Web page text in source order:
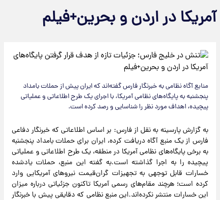
آمریکا در اردن و بحرین+فیلم
منابع آگاه نظامی به خبرنگار فارس گفته‌اند که‌ ایران پیش از حملات بامداد
پنجشنبه به پایگاه‌های نظامی آمریکا، با اجرای یک طرح اطلاعاتی و عملیاتی
پیچیده، اهداف مورد نظر را شناسایی و رصد کرده است.
به گزارش پارسینه به نقل از فارس: بر اساس اطلاعاتی که خبرنگار دفاعی
فارس از یک منبع آگاه دریافت کرده، ایران برای حملات بامداد پنجشنبه
به برخی پایگاه‌های نظامی آمریکا در منطقه، یک طرح اطلاعاتی و عملیاتی
پیچیده را به اجرا گذاشته است.به گفته این منبع، حملات یادشده
خسارات قابل توجهی به تجهیزات گران‌قیمت نیروهای آمریکایی وارد
کرده است؛ هرچند مقام‌های رسمی آمریکا تاکنون جزئیاتی درباره میزان
این خسارات منتشر نکرده‌اند.این منبع نظامی که دقایقی پیش با خبرنگار